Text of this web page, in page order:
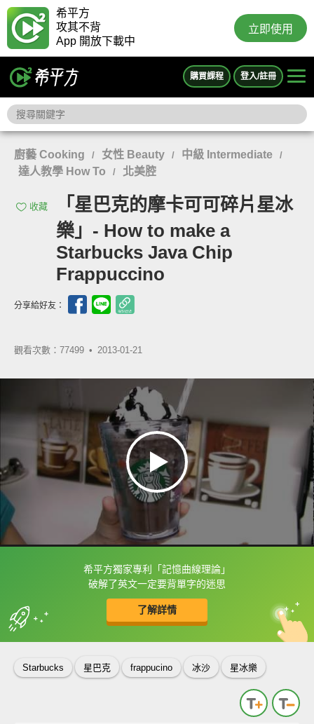
希平方
攻其不背
App 開放下載中
立即使用
購買課程 登入/註冊
廚藝 Cooking / 女性 Beauty / 中級 Intermediate /
達人教學 How To / 北美腔
收藏
「星巴克的摩卡可可碎片星冰
樂」- How to make a
Starbucks Java Chip
Frappuccino
分享給好友：
觀看次數：77499 • 2013-01-21
希平方獨家專利「記憶曲線理論」
破解了英文一定要背單字的迷思
了解詳情
框選或點兩下字幕可以直接查字典喔！
收錄佳句 中
英
Starbucks 星巴克 frappucino 冰沙 星冰樂